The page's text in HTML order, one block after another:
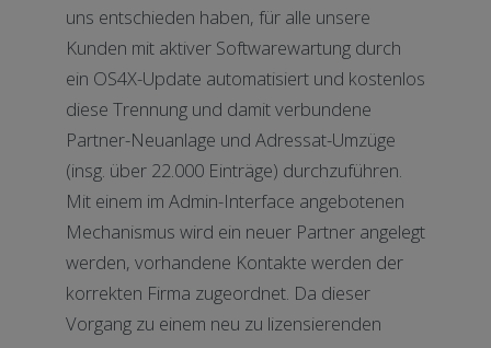
uns entschieden haben, für alle unsere
Kunden mit aktiver Softwarewartung durch
ein OS4X-Update automatisiert und kostenlos
diese Trennung und damit verbundene
Partner-Neuanlage und Adressat-Umzüge
(insg. über 22.000 Einträge) durchzuführen.
Mit einem im Admin-Interface angebotenen
Mechanismus wird ein neuer Partner angelegt
werden, vorhandene Kontakte werden der
korrekten Firma zugeordnet. Da dieser
Vorgang zu einem neu zu lizensierenden